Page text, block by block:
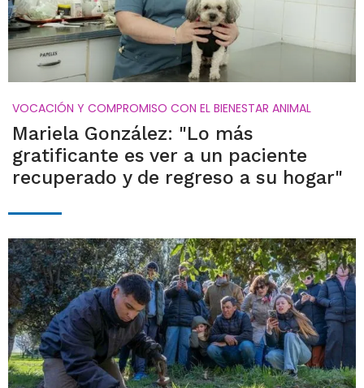
VOCACIÓN Y COMPROMISO CON EL BIENESTAR ANIMAL
Mariela González: "Lo más
gratificante es ver a un paciente
recuperado y de regreso a su hogar"